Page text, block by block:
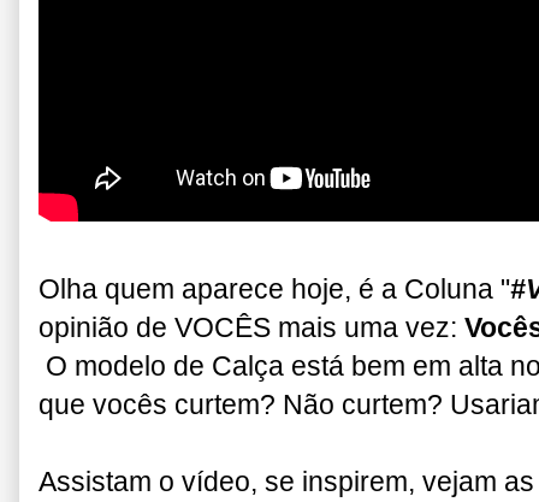
Olha quem aparece hoje, é a Coluna "
opinião de VOCÊS mais uma vez:
O modelo de Calça está bem em alta
que vocês curtem? Não curtem?
Assistam o vídeo, se inspirem, vejam